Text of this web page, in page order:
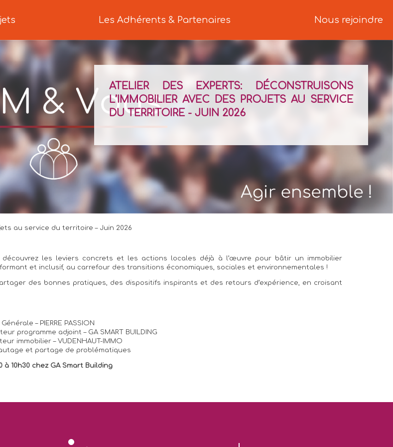
Les Adhérents & Partenaires Nous rejoindre
ATELIER DES EXPERTS: DÉCONSTRUISONS
L’IMMOBILIER AVEC DES PROJETS AU SERVICE
DU TERRITOIRE - JUIN 2026
au service du territoire – Juin 2026
les leviers concrets et les actions locales déjà à l’œuvre pour bâtir un immobilier
et inclusif, au carrefour des transitions économiques, sociales et environnementales !
des bonnes pratiques, des dispositifs inspirants et des retours d’expérience, en croisant
– PIERRE PASSION
programme adjoint – GA SMART BUILDING
immobilier – VUDENHAUT-IMMO
et partage de problématiques
à 10h30 chez GA Smart Building